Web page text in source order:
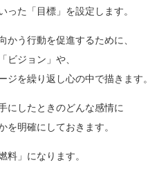
った「目標」を設定します。
かう行動を促進するために、
ビジョン」や、
ジを繰り返し心の中で描きます。
にしたときのどんな感情に
を明確にしておきます。
料」になります。